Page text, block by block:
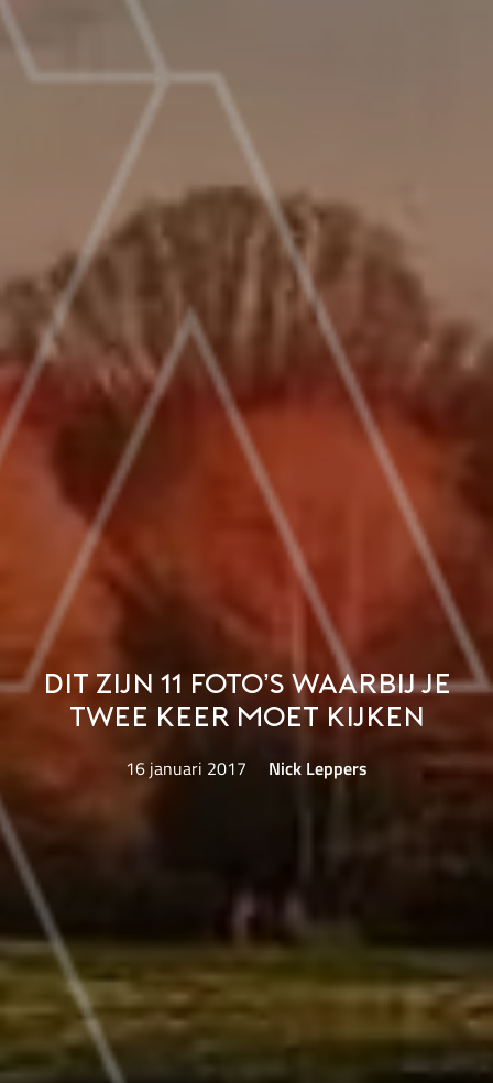
Dit zijn 11 foto’s waarbij je
twee keer moet kijken
16 januari 2017 Nick Leppers